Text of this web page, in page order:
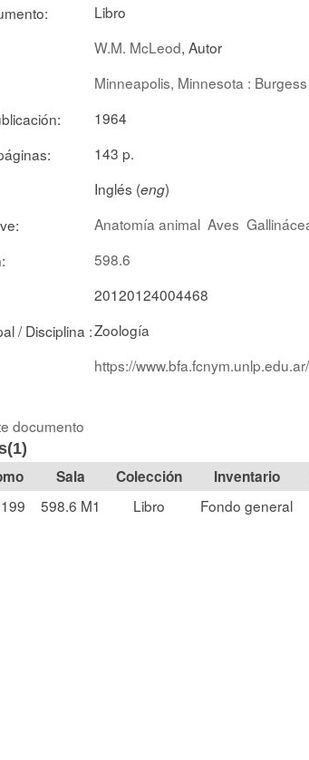
Libro
W.M. McLeod, Autor
Minneapolis, Minnesota :
1964
143 p.
Inglés (eng)
Anatomía animal Aves
598.6
20120124004468
/ Disciplina :Zoología
https://
documento
Sala Colección
598.6 M1 Libro Fondo general